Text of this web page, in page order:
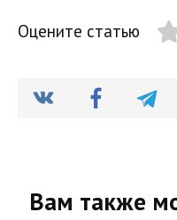
Оцените статью
Вам также